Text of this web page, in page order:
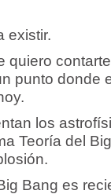
existir.
quiero
punto donde
los
Teoría del
Bang es